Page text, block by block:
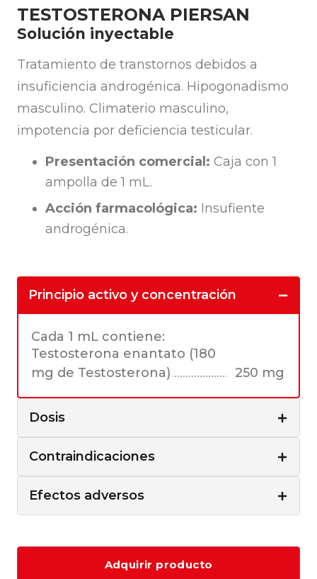
TESTOSTERONA PIERSAN
Solución inyectable
Tratamiento de transtornos debidos a
insuficiencia androgénica. Hipogonadismo
masculino. Climaterio masculino,
impotencia por deficiencia testicular.
Presentación comercial: Caja con 1
ampolla de 1 mL.
Acción farmacológica: Insufiente
androgénica.
Principio activo y concentración
Cada 1 mL contiene:
Testosterona enantato (180
mg de Testosterona)
250 mg
Dosis
Contraindicaciones
Efectos adversos
Adquirir producto